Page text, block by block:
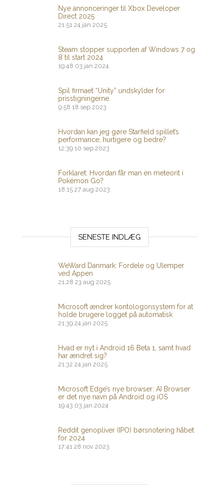
Nye annonceringer til Xbox Developer
Direct 2025
21:51 24 jan 2025
Steam stopper supporten af ​​Windows 7 og
8 til start 2024
19:48 03 jan 2024
Spil firmaet “Unity” undskylder for
prisstigningerne.
9:58 18 sep 2023
Hvordan kan jeg gøre Starfield spillet’s
performance, hurtigere og bedre?
12:39 10 sep 2023
Forklaret: Hvordan får man en meteorit i
Pokémon Go?
18:15 27 aug 2023
SENESTE INDLÆG
WeWard Danmark: Fordele og Ulemper
ved Appen
21:28 23 aug 2025
Microsoft ændrer kontologonsystem for at
holde brugere logget på automatisk
21:39 24 jan 2025
Hvad er nyt i Android 16 Beta 1, samt hvad
har ændret sig?
21:32 24 jan 2025
Microsoft Edge’s nye browser: AI Browser
er det nye navn på Android og iOS
19:43 03 jan 2024
Reddit genopliver (IPO) børsnotering håbet
for 2024
17:41 28 nov 2023